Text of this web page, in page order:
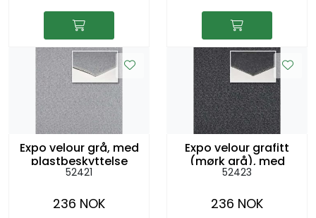
Expo velour grå, med
plastbeskyttelse
52421
236 NOK
Expo velour grafitt
(mørk grå), med
plastbeskyttelse
52423
236 NOK